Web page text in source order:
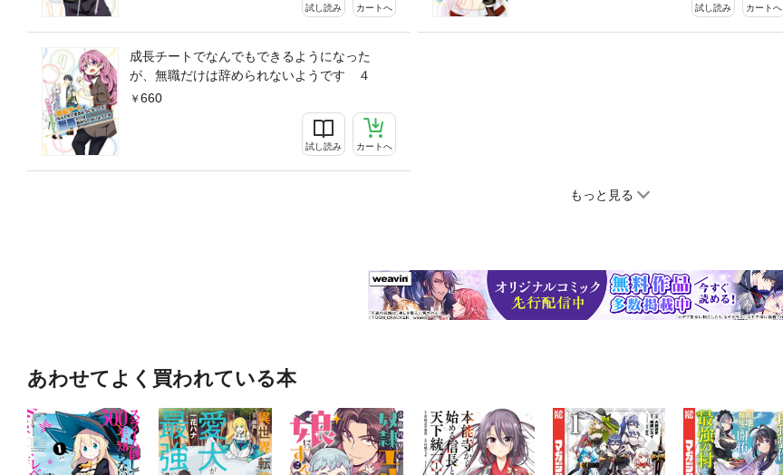
試し読み カートへ 試し読み カートへ
成長チートでなんでもできるようになった
が、無職だけは辞められないようです ４
660
試し読み カートへ
もっと見る
あわせてよく買われている本